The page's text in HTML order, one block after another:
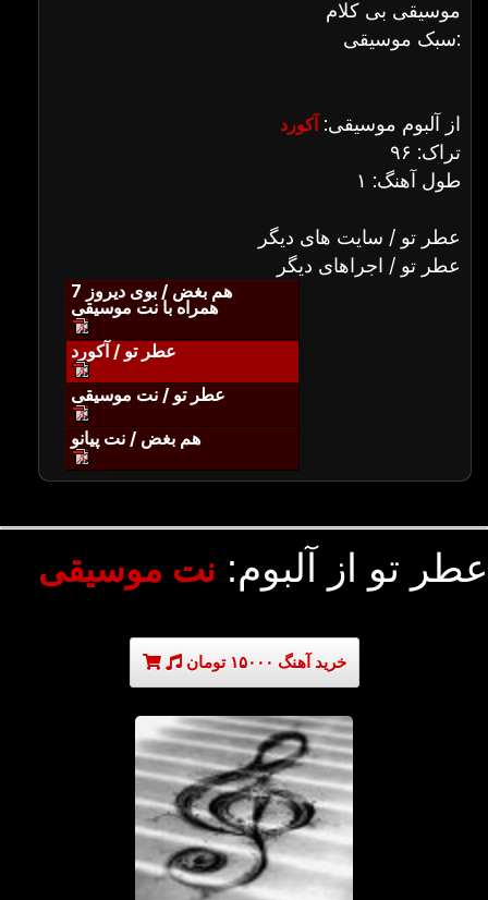
موسیقی بی کلام
سبک موسیقی:
از آلبوم موسیقی: آکورد
تراک: ۹۶
طول آهنگ: ۱
عطر تو / سایت های دیگر
عطر تو / اجراهای دیگر
هم بغض / بوی دیروز 7
همراه با نت موسیقی
عطر تو / آکورد
عطر تو / نت موسیقی
هم بغض / نت پیانو
عطر تو از آلبوم: نت موسیقی
خرید آهنگ ۱۵۰۰۰ تومان